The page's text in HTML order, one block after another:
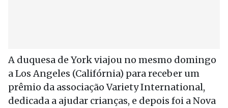
A duquesa de York viajou no mesmo domingo
a Los Angeles (Califórnia) para receber um
prêmio da associação Variety International,
dedicada a ajudar crianças, e depois foi a Nova